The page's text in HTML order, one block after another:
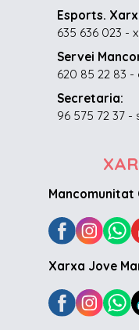
Esports.
635 636 023 -
Servei
620 85 22 83
Secretaria:
96 575 72 37
Mancomunitat
Xarxa Jove